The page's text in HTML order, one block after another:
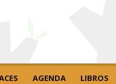
AGENDA LIBROS